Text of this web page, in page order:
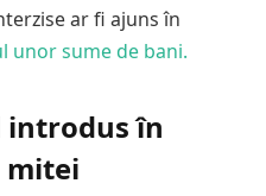
ar fi ajuns în
unor sume de bani.
introdus în
mitei